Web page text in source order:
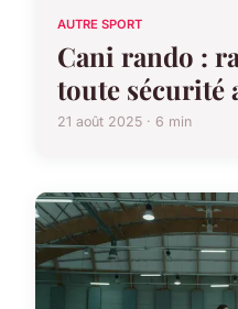
AUTRE SPORT
Cani rando :
toute sécurité
21 août 2025 · 6 min